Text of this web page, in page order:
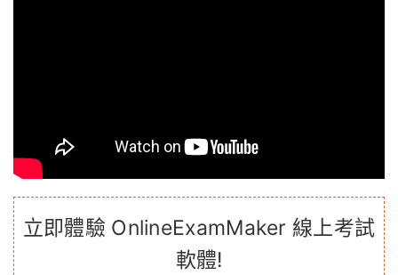
立即體驗 OnlineExamMaker 線上考試
軟體!